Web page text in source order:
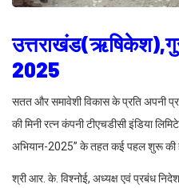
2025
सतत और समावेशी विकास के प्रति अपनी
की मिनी रत्न कंपनी टीएचडीसी इंडिया
अभियान-2025” के तहत कई पहल शुरू की
श्री आर. के. विश्नोई, अध्यक्ष एवं प्रबंध